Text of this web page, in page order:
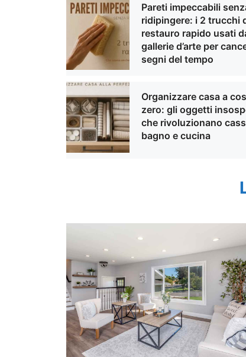
Pareti impeccabili
ridipingere: i 2 trucchi
restauro rapido usati
gallerie d’arte per
segni del tempo
Organizzare casa a
zero: gli oggetti
che rivoluzionano
bagno e cucina